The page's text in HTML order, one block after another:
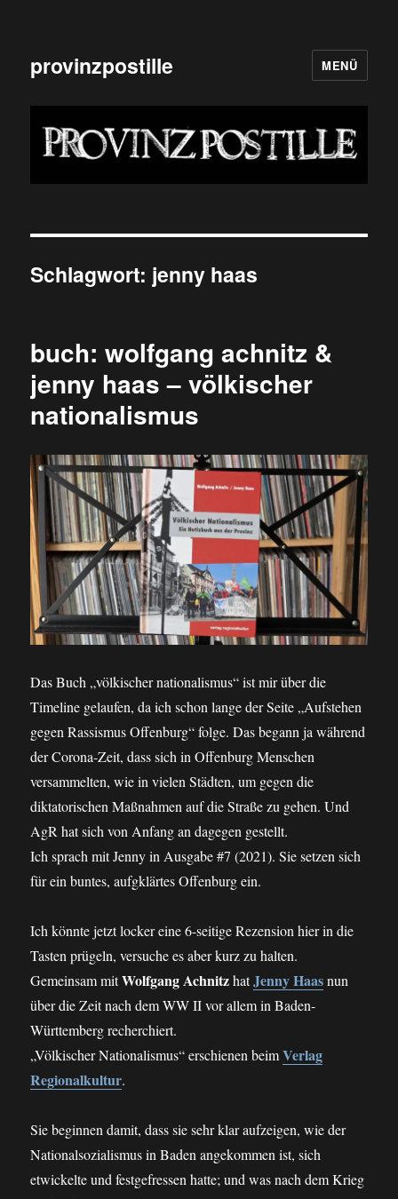
provinzpostille MENÜ
Schlagwort: jenny haas
buch: wolfgang achnitz &
jenny haas – völkischer
nationalismus
Das Buch „völkischer nationalismus“ ist mir über die
Timeline gelaufen, da ich schon lange der Seite „Aufstehen
gegen Rassismus Offenburg“ folge. Das begann ja während
der Corona-Zeit, dass sich in Offenburg Menschen
versammelten, wie in vielen Städten, um gegen die
diktatorischen Maßnahmen auf die Straße zu gehen. Und
AgR hat sich von Anfang an dagegen gestellt.
Ich sprach mit Jenny in Ausgabe #7 (2021). Sie setzen sich
für ein buntes, aufgklärtes Offenburg ein.
Ich könnte jetzt locker eine 6-seitige Rezension hier in die
Tasten prügeln, versuche es aber kurz zu halten.
Gemeinsam mitWolfgang AchnitzhatJenny Haasnun
über die Zeit nach dem WW II vor allem in Baden-
Württemberg recherchiert.
„Völkischer Nationalismus“ erschienen beimVerlag
Regionalkultur.
Sie beginnen damit, dass sie sehr klar aufzeigen, wie der
Nationalsozialismus in Baden angekommen ist, sich
etwickelte und festgefressen hatte; und was nach dem Krieg